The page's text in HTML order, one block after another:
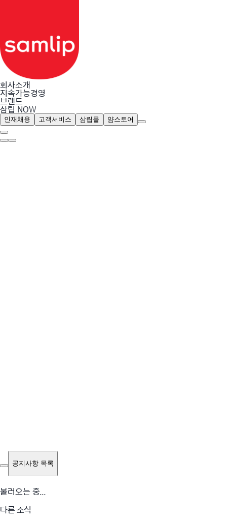
회사소개
지속가능경영
브랜드
삼립 NOW
인재채용 고객서비스 삼립몰 얌스토어
공지사항 목록
불러오는 중...
다른 소식